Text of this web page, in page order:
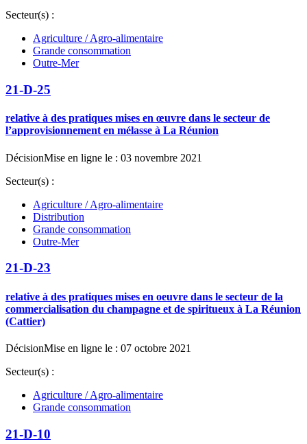
Secteur(s) :
Agriculture / Agro-alimentaire
Grande consommation
Outre-Mer
21-D-25
relative à des pratiques mises en œuvre dans le secteur de
l’approvisionnement en mélasse à La Réunion
DécisionMise en ligne le : 03 novembre 2021
Secteur(s) :
Agriculture / Agro-alimentaire
Distribution
Grande consommation
Outre-Mer
21-D-23
relative à des pratiques mises en oeuvre dans le secteur de la
commercialisation du champagne et de spiritueux à La Réunion
(Cattier)
DécisionMise en ligne le : 07 octobre 2021
Secteur(s) :
Agriculture / Agro-alimentaire
Grande consommation
21-D-10